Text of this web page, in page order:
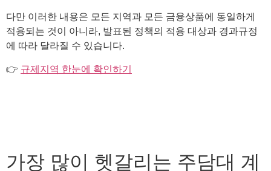
다만 이러한 내용은 모든 지역과 모든 금융상품에 동일하게
적용되는 것이 아니라, 발표된 정책의 적용 대상과 경과규정
에 따라 달라질 수 있습니다.
👉 규제지역 한눈에 확인하기
가장 많이 헷갈리는 주담대 계